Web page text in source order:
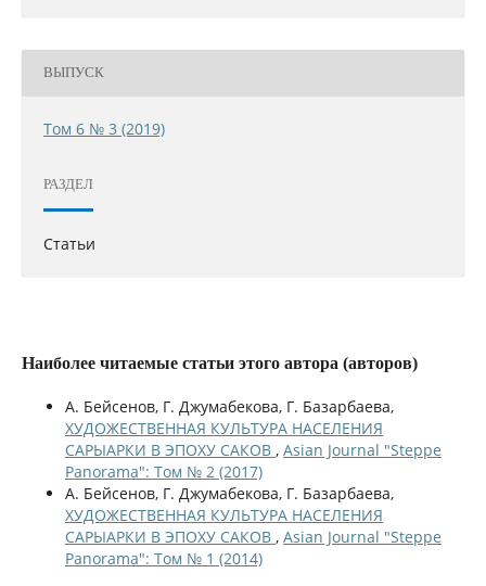
ВЫПУСК
Том 6 № 3 (2019)
РАЗДЕЛ
Статьи
Наиболее читаемые статьи этого автора (авторов)
А. Бейсенов, Г. Джумабекова, Г. Базарбаева,
ХУДОЖЕСТВЕННАЯ КУЛЬТУРА НАСЕЛЕНИЯ
САРЫАРКИ В ЭПОХУ САКОВ , Asian Journal "Steppe
Panorama": Том № 2 (2017)
A. Бейсенов, Г. Джумабекова, Г. Базарбаева,
ХУДОЖЕСТВЕННАЯ КУЛЬТУРА НАСЕЛЕНИЯ
САРЫАРКИ В ЭПОХУ САКОВ , Asian Journal "Steppe
Panorama": Том № 1 (2014)